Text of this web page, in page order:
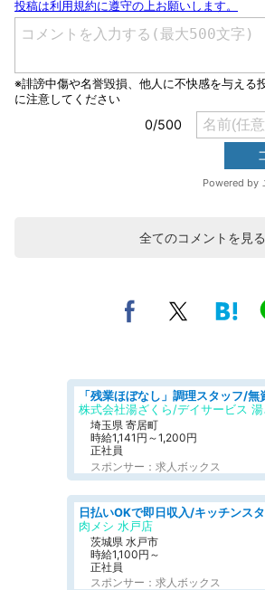
全てのコメントを見る
埼玉県 寄居町
時給1,141円～1,200円
正社員
スポンサー：求人ボックス
肉メシ 水戸店
茨城県 水戸市
時給1,100円～
正社員
スポンサー：求人ボックス